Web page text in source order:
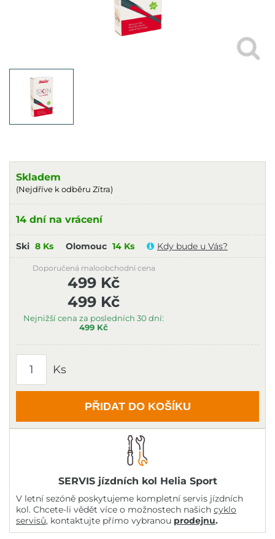
Skladem
(Nejdříve k odběru Zítra)
14 dní na vrácení
Ski 8 Ks Olomouc 14 Ks Kdy bude u Vás?
499 Kč
Nejnižší cena za posledních 30 dní:
499 Kč
Doporučená maloobchodní cena
499 Kč
Ks
PŘIDAT DO KOŠÍKU
SERVIS jízdních kol Helia Sport
V letní sezóně poskytujeme kompletní servis jízdních
kol. Chcete-li vědět více o možnostech našich cyklo
servisů, kontaktujte přímo vybranou prodejnu.